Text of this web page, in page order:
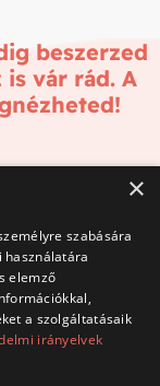
beszerzed
vár rád. A
msp
×
szabására
használatára
elemző
a szolgáltatásaik
irányelvek